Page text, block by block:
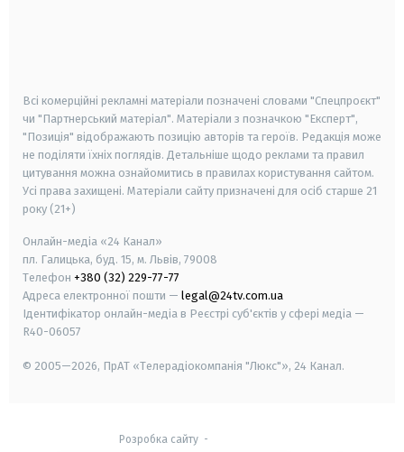
Всі комерційні рекламні матеріали позначені словами "Спецпроєкт"
чи "Партнерський матеріал". Матеріали з позначкою "Експерт",
"Позиція" відображають позицію авторів та героїв. Редакція може
не поділяти їхніх поглядів. Детальніше щодо реклами та правил
цитування можна ознайомитись в правилах користування сайтом.
Усі права захищені. Матеріали сайту призначені для осіб старше 21
року (21+)
Онлайн-медіа «24 Канал»
пл. Галицька, буд. 15, м. Львів, 79008
Телефон +380 (32) 229-77-77
Адреса електронної пошти — legal@24tv.com.ua
Ідентифікатор онлайн-медіа в Реєстрі суб'єктів у сфері медіа —
R40-06057
© 2005—2026, ПрАТ «Телерадіокомпанія "Люкс"», 24 Канал.
Розробка сайту-